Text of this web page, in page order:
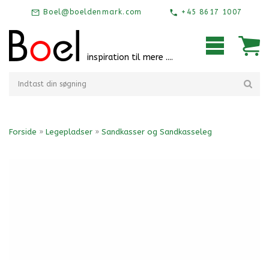
+45 8617 1007
Boel@boeldenmark.com
inspiration til mere ....
Forside » Legepladser » Sandkasser og Sandkasseleg